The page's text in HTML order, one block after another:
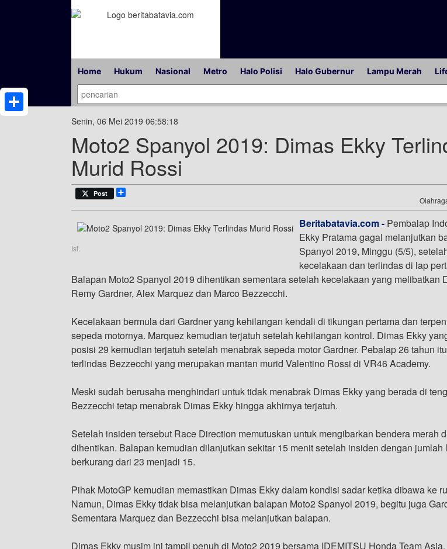
Home Hukum Nasional Metro Halo Polisi Halo Gubernur Lampu Merah
Senin, 06 Mei 2019 06:58:18
Moto2 Spanyol 2019: Dimas Ekky
Murid Rossi
Post
Ist.
Beritabatavia.com - Pembalap
Ekky Pratama gagal melanjutkan
Spanyol 2019, Minggu (5/5),
kecelakaan dan terlindas di lap
Balapan Moto2 Spanyol 2019 dihentikan sementara setelah kecelakaan yang melibatkan
Remy Gardner, Alex Marquez dan Marco Bezzecchi.
Kecelakaan bermula dari Gardner yang kehilangan kendali di tikungan pertama dan
sepeda motornya. Marquez kemudian terjatuh setelah kehilangan kontrol. Dimas Ekky
posisi 29 kemudian terjatuh setelah menabrak sepeda motor Gardner. Pebalap 26 tahun
terlindas Bezzecchi yang merupakan mantan murid Valentino Rossi di VR46 Academy.
Meski sudah berusaha menghindari untuk tidak menabrak Dimas Ekky yang berada di
Bezzecchi tetap menabrak Dimas Ekky hingga akhirnya terjatuh.
Setelah insiden tersebut Race Direction memutuskan untuk mengibarkan bendera merah
dihentikan. Balapan kemudian dilanjutkan sekitar 15 menit setelah insiden dengan jumlah
berkurang dari 23 menjadi 15.
Pihak MotoGP kemudian memastikan Dimas Ekky dalam kondisi sadar ketika dibawa ke
Namun, Dimas Ekky tidak bisa melanjutkan balapan Moto2 Spanyol 2019, begitu juga
Sementara Marquez dan Bezzecchi bisa melanjutkan balapan.
Dimas Ekky musim ini tampil penuh di Moto2 2019 bersama IDEMITSU Honda Team
Share